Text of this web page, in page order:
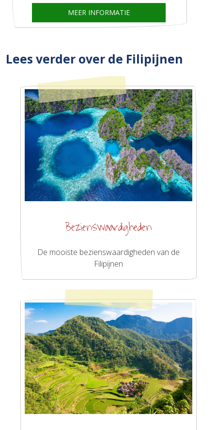
MEER INFORMATIE
Lees verder over de Filipijnen
Bezienswaardigheden
De mooiste bezienswaardigheden van de
Filipijnen